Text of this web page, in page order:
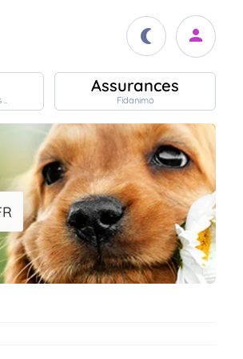
Assurances
Fidanimo